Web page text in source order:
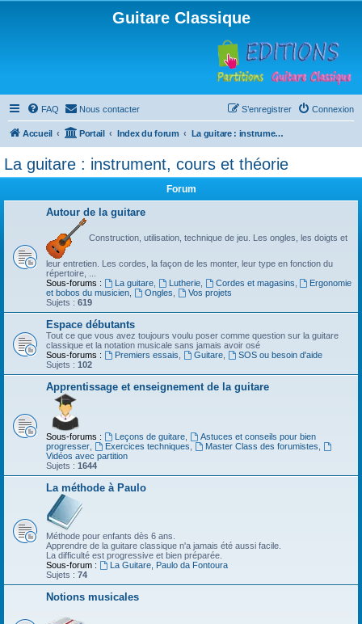
Guitare Classique
FAQ Nous contacter Connexion
S’enregistrer
Accueil Portail Index du forum La guitare : instrument, cours et théorie
La guitare : instrument, cours et théorie
Forum
Autour de la guitare
Construction, utilisation, technique de jeu. Les ongles, les doigts et
leur entretien. Les cordes, la façon de les monter, leur type en fonction du
répertoire, ...
Sous-forums :
La guitare, Lutherie, Cordes et magasins
Ergonomie
et bobos du musicien
Ongles
Vos projets
Sujets : 619
Espace débutants
Tout ce que vous avez toujours voulu poser comme question sur la guitare
classique et la notation musicale sans jamais avoir osé
Sous-forums :
Premiers essais Guitare,
SOS ou besoin d'aide
Sujets : 102
Apprentissage et enseignement de la guitare
Sous-forums : Leçons de guitare,
Astuces et conseils pour bien
progresser
Exercices techniques Master Class des forumistes
Vidéos avec partition
Sujets : 1644
La méthode à Paulo
Méthode pour enfants dès 6 ans.
Apprendre de la guitare classique n'a jamais été aussi facile.
La difficulté est progressive et bien préparée.
Sous-forum :
La Guitare, Paulo da Fontoura
Sujets : 74
Notions musicales